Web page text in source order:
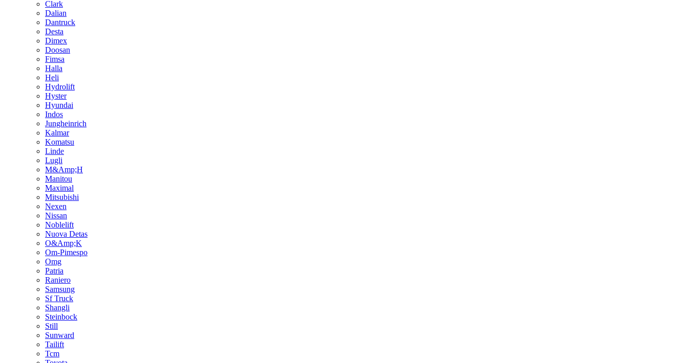
Clark
Dalian
Dantruck
Desta
Dimex
Doosan
Fimsa
Halla
Heli
Hydrolift
Hyster
Hyundai
Indos
Jungheinrich
Kalmar
Komatsu
Linde
Lugli
M&Amp;H
Manitou
Maximal
Mitsubishi
Nexen
Nissan
Noblelift
Nuova Detas
O&Amp;K
Om-Pimespo
Omg
Patria
Raniero
Samsung
Sf Truck
Shangli
Steinbock
Still
Sunward
Tailift
Tcm